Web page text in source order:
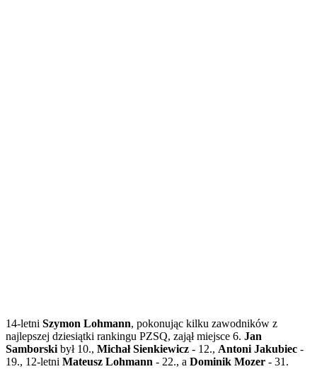
14-letni Szymon Lohmann, pokonując kilku zawodników z
najlepszej dziesiątki rankingu PZSQ, zajął miejsce 6. Jan
Samborski był 10., Michał Sienkiewicz - 12., Antoni Jakubiec -
19., 12-letni Mateusz Lohmann - 22., a Dominik Mozer - 31.